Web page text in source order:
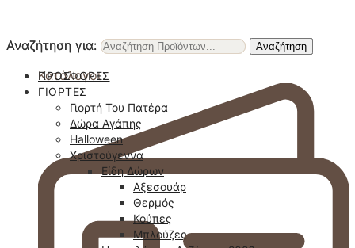
Αναζήτηση για: Αναζήτηση
Κατάλογοι
Αναζήτηση για: Αναζήτηση
ΠΡΟΣΦΟΡΈΣ
ΓΙΟΡΤΈΣ
Γιορτή Του Πατέρα
Δώρα Αγάπης
Halloween
Χριστούγεννα
Είδη Δώρων
Αξεσουάρ
Θερμός
Κούπες
Μπλούζες